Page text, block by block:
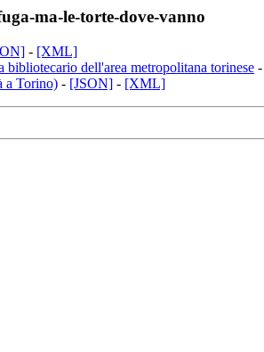
ma-le-torte-dove-vanno
- [XML]
bibliotecario dell'area metropolitana torinese
a Torino) - [JSON] - [XML]